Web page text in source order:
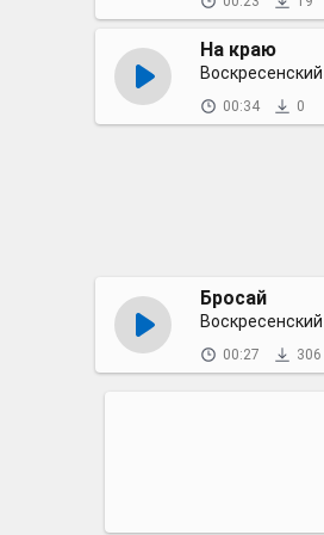
На краю
Воскресенский
00:34 0
Бросай
Воскресенский
00:27 306